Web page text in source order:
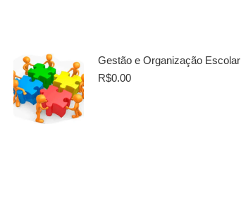
Gestão e Organização Escolar
R$0.00